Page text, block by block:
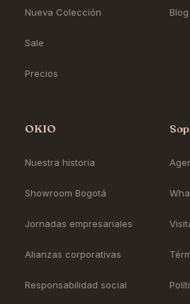
Nueva Colección
Sale
Precios
Blog
OKIO
Nuestra historia
Showroom Bogotá
Jornadas empresariales
Alianzas corporativas
Responsabilidad social